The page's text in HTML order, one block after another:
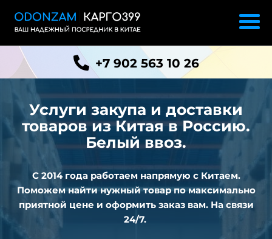
+7 902 563 10 26
Услуги закупа и доставки
товаров из Китая в Россию.
Белый ввоз.
С 2014 года работаем напрямую с Китаем.
Поможем найти нужный товар по максимально
приятной цене и оформить заказ вам. На связи
24/7.